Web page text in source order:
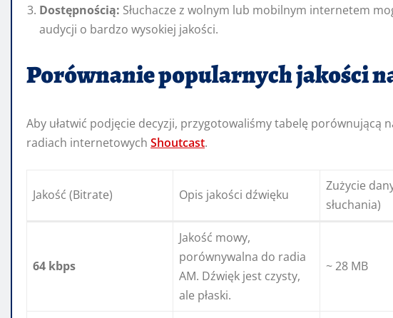
Dostępnością: Słuchacze z wolnym lub mobilnym internetem
audycji o bardzo wysokiej jakości.
Porównanie popularnych jakości
Aby ułatwić podjęcie decyzji, przygotowaliśmy tabelę porównującą
radiach internetowych Shoutcast.
Jakość (Bitrate) Opis jakości dźwięku
Zużycie
słuchania)
64 kbps
Jakość mowy,
porównywalna do radia
AM. Dźwięk jest czysty,
ale płaski.
~ 28 MB